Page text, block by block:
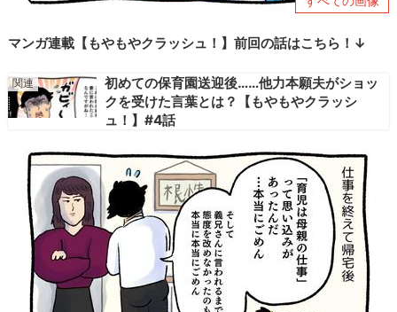
マンガ連載【もやもやクラッシュ！】前回の話はこちら！↓
初めての保育園送迎後……他力本願夫がショッ
クを受けた言葉とは？【もやもやクラッシ
ュ！】#4話